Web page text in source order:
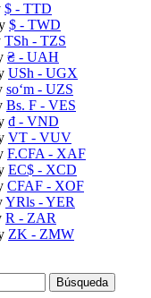
$ - TTD
$ - TWD
TSh - TZS
₴ - UAH
USh - UGX
soʻm - UZS
Bs. F - VES
₫ - VND
VT - VUV
F.CFA - XAF
EC$ - XCD
CFAF - XOF
YRls - YER
R - ZAR
ZK - ZMW
Búsqueda